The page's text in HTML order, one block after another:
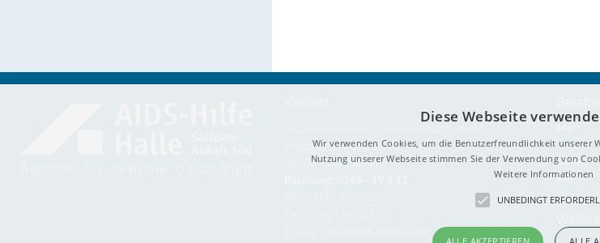
Leipziger Straße 32
06108 Halle (Saale)
Di. &
Do.:
Diese Webseite
Wir verwenden Cookies, um die Benutzerfreundlichkeit unserer
Nutzung unserer Webseite stimmen Sie der Verwendung von
Weitere Informationen
UNBEDINGT